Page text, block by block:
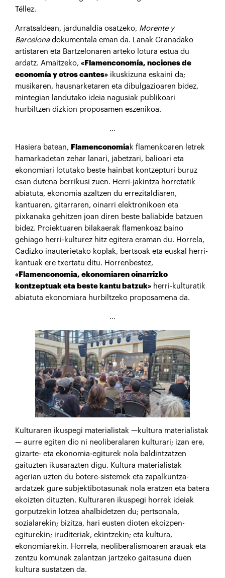
Téllez.
Arratsaldean, jardunaldia osatzeko, Morente y
Barcelonadokumentala eman da. Lanak Granadako
artistaren eta Bartzelonaren arteko lotura estua du
ardatz. Amaitzeko,«Flamenconomía, nociones de
economía y otros cantes» ikuskizuna eskaini da;
musikaren, hausnarketaren eta dibulgazioaren bidez,
mintegian landutako ideia nagusiak publikoari
hurbiltzen dizkion proposamen eszenikoa.
…
Hasiera batean, Flamenconomia k flamenkoaren letrek
hamarkadetan zehar lanari, jabetzari, balioari eta
ekonomiari lotutako beste hainbat kontzepturi buruz
esan dutena berrikusi zuen. Herri-jakintza horretatik
abiatuta, ekonomia azaltzen du errezitaldiaren,
kantuaren, gitarraren, oinarri elektronikoen eta
pixkanaka gehitzen joan diren beste baliabide batzuen
bidez. Proiektuaren bilakaerak flamenkoaz baino
gehiago herri-kulturez hitz egitera eraman du. Horrela,
Cadizko inauterietako koplak, bertsoak eta euskal herri-
kantuak ere txertatu ditu. Horrenbestez,
«Flamenconomia, ekonomiaren oinarrizko
kontzeptuak eta beste kantu batzuk» herri-kulturatik
abiatuta ekonomiara hurbiltzeko proposamena da.
…
Kulturaren ikuspegi materialistak —kultura materialistak
— aurre egiten dio ni neoliberalaren kulturari; izan ere,
gizarte- eta ekonomia-egiturek nola baldintzatzen
gaituzten ikusarazten digu. Kultura materialistak
agerian uzten du botere-sistemek eta zapalkuntza-
ardatzek gure subjektibotasunak nola eratzen eta batera
ekoizten dituzten. Kulturaren ikuspegi horrek ideiak
gorputzekin lotzea ahalbidetzen du; pertsonala,
sozialarekin; bizitza, hari eusten dioten ekoizpen-
egiturekin; iruditeriak, ekintzekin; eta kultura,
ekonomiarekin. Horrela, neoliberalismoaren arauak eta
zentzu komunak zalantzan jartzeko gaitasuna duen
kultura sustatzen da.